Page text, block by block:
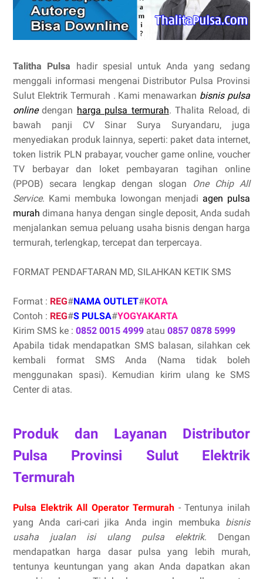
Talitha Pulsa hadir spesial untuk Anda yang sedang
menggali informasi mengenai Distributor Pulsa Provinsi
Sulut Elektrik Termurah . Kami menawarkan bisnis pulsa
onlinedengan harga pulsa termurah. Thalita Reload, di
bawah panji CV Sinar Surya Suryandaru, juga
menyediakan produk lainnya, seperti: paket data internet,
token listrik PLN prabayar, voucher game online, voucher
TV berbayar dan loket pembayaran tagihan online
(PPOB) secara lengkap dengan slogan
One Chip All
Service. Kami membuka lowongan menjadi agen pulsa
murah dimana hanya dengan single deposit, Anda sudah
menjalankan semua peluang usaha bisnis dengan harga
termurah, terlengkap, tercepat dan terpercaya.
FORMAT PENDAFTARAN MD, SILAHKAN KETIK SMS
Format : REG#NAMA OUTLET#KOTA
Contoh : REG#S PULSA#YOGYAKARTA
Kirim SMS ke : 0852 0015 4999 atau 0857 0878 5999
Apabila tidak mendapatkan SMS balasan, silahkan cek
kembali format SMS Anda (Nama tidak boleh
menggunakan spasi). Kemudian kirim ulang ke SMS
Center di atas.
Produk dan Layanan Distributor
Pulsa Provinsi Sulut Elektrik
Termurah
Pulsa Elektrik All Operator Termurah - Tentunya inilah
yang Anda cari-cari jika Anda ingin membuka bisnis
usaha jualan isi ulang pulsa elektrik. Dengan
mendapatkan harga dasar pulsa yang lebih murah,
tentunya keuntungan yang akan Anda dapatkan akan